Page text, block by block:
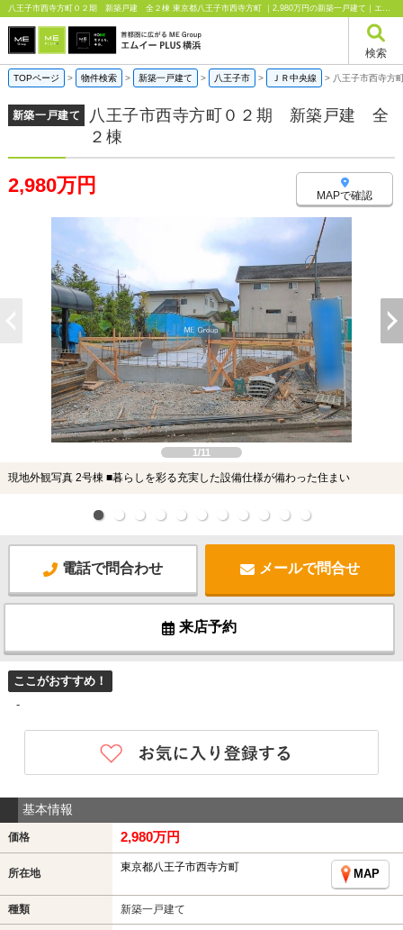
八王子市西寺方町０２期 新築戸建 全２棟 東京都八王子市西寺方町 ｜2,980万円の新築一戸建て｜エムイーPLUS横浜
検索
TOPページ > 物件検索 > 新築一戸建て > 八王子市 > ＪＲ中央線 > 八王子市西寺
新築一戸建て
八王子市西寺方町０２期 新築戸建 全
２棟
2,980万円 MAPで確認
1/11
現地外観写真 2号棟 ■暮らしを彩る充実した設備仕様が備わった住まい
電話で問合わせ メールで問合せ
来店予約
ここがおすすめ！
-
基本情報
価格 2,980万円
所在地 東京都八王子市西寺方町
MAP
種類 新築一戸建て